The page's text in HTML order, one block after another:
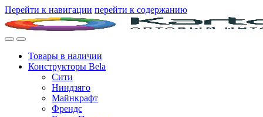
Перейти к навигации перейти к содержанию
Товары в наличии
Конструкторы Bela
Сити
Ниндзяго
Майнкрафт
Френдс